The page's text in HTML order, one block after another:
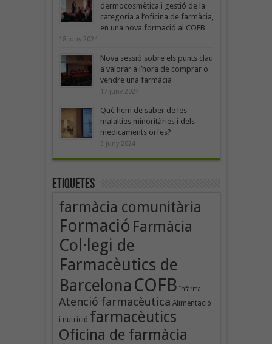
dermocosmètica i gestió de la
categoria a l’oficina de farmàcia,
en una nova formació al COFB
18 juny 2024
Nova sessió sobre els punts clau
a valorar a l’hora de comprar o
vendre una farmàcia
17 juny 2024
Què hem de saber de les
malalties minoritàries i dels
medicaments orfes?
3 juny 2024
Etiquetes
farmàcia comunitària
Formació Farmàcia
Col·legi de
Farmacèutics de
Barcelona COFB Infarma
Atenció farmacèutica Alimentació
i nutrició farmacèutics
Oficina de farmàcia